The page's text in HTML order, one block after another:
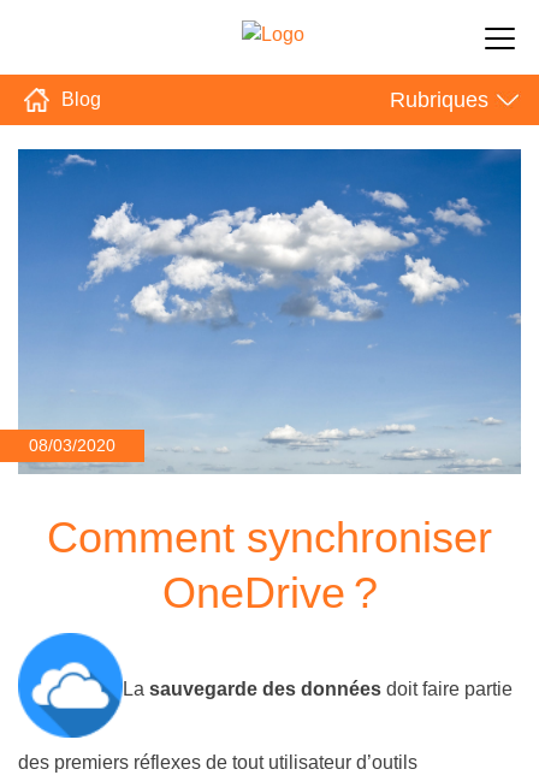
Blog Rubriques
08/03/2020
Comment synchroniser
OneDrive ?
La sauvegarde des données doit faire partie
des premiers réflexes de tout utilisateur d’outils